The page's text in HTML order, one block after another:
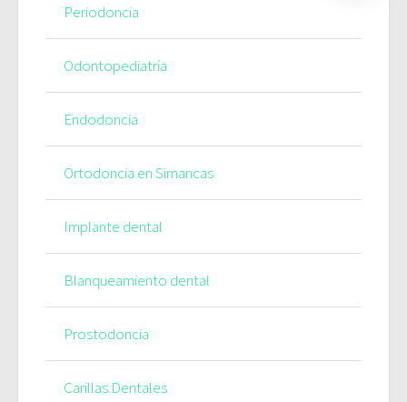
Periodoncia
Odontopediatría
Endodoncia
Ortodoncia en Simancas
Implante dental
Blanqueamiento dental
Prostodoncia
Carillas Dentales